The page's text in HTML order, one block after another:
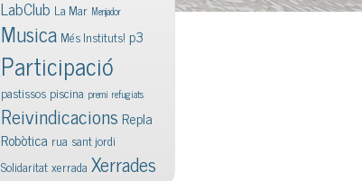
LabClub La Mar Menjador
Musica Més Instituts! p3
Participació
pastissos piscina premi refugiats
Reivindicacions Repla
Robòtica rua sant jordi
Solidaritatxerrada Xerrades